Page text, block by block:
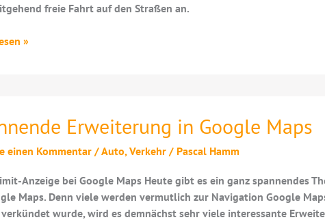
freie Fahrt auf den Straßen an.
»
Erweiterung in Google Maps
einen Kommentar/Auto,Verkehr / Pascal Hamm
Anzeige bei Google Maps Heute gibt es ein ganz spannendes
Maps. Denn viele werden vermutlich zur Navigation Google
wurde, wird es demnächst sehr viele interessante